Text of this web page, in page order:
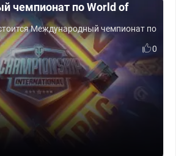
чемпионат по World of
Международный чемпионат по
0